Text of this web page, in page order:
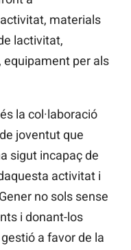
materials
lactivitat,
equipament per als
la col·laboració
joventut que
sigut incapaç de
activitat i
no sols sense
i donant-los
a favor de la